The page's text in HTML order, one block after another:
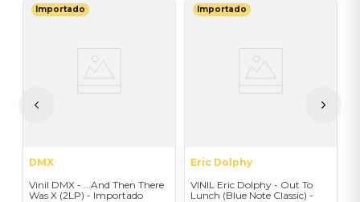
Importado
DMX
Vinil DMX - ...And Then There
Was X (2LP) - Importado
Importado
Eric Dolphy
VINIL Eric Dolphy - Out To
Lunch (Blue Note Classic) -